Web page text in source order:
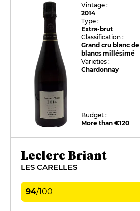
Vintage :
2014
Type :
Extra-brut
Classification :
Grand cru blanc de
blancs millésimé
Varieties :
Chardonnay
Budget :
More than €120
Leclerc Briant
LES CARELLES
94/100